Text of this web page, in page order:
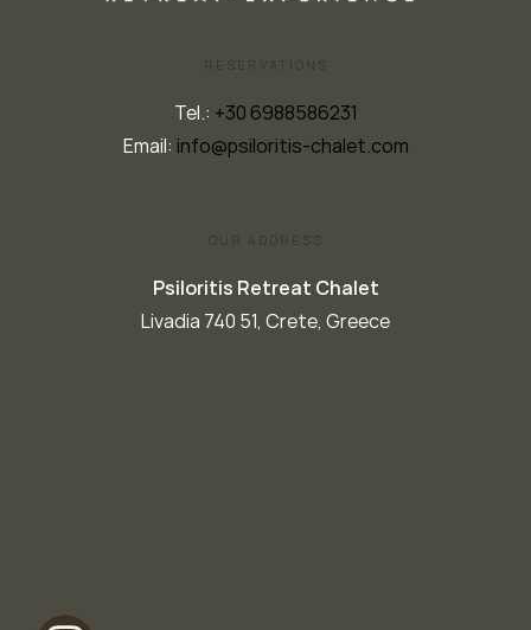
RESERVATIONS
Tel.: +30 6988586231
Email: info@psiloritis-chalet.com
OUR ADDRESS
Psiloritis Retreat Chalet
Livadia 740 51, Crete, Greece